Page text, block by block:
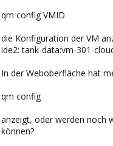
qm config VMID
die Konfiguration der VM
ide2: tank-data:vm-301-
In der Weboberfläche hat
qm config
anzeigt, oder werden noch
können?